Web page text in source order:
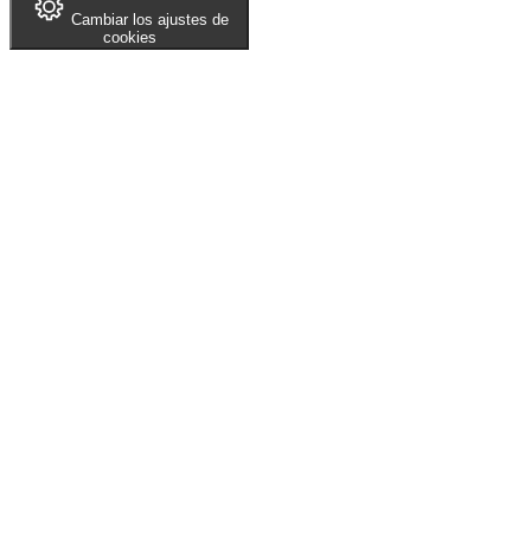
Cambiar los ajustes de
cookies